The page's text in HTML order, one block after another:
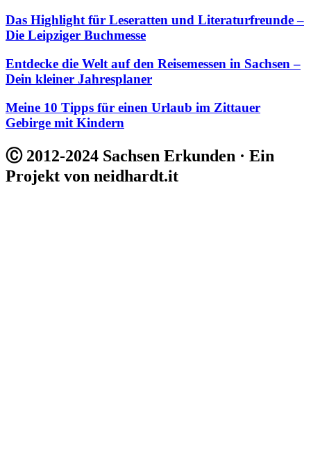
Das Highlight für Leseratten und Literaturfreunde –
Die Leipziger Buchmesse
Entdecke die Welt auf den Reisemessen in Sachsen –
Dein kleiner Jahresplaner
Meine 10 Tipps für einen Urlaub im Zittauer
Gebirge mit Kindern
Ⓒ 2012-2024 Sachsen Erkunden · Ein
Projekt von neidhardt.it